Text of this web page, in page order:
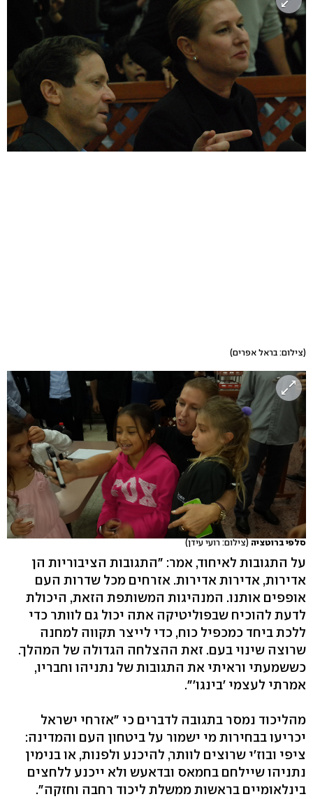
(צילום: בראל אפרים)
סלפי ברוטציה (צילום: רועי עידן)
על התגובות לאיחוד, אמר: "התגובות הציבוריות הן
אדירות, אדירות אדירות. אזרחים מכל שדרות העם
אופפים אותנו. המנהיגות המשותפת הזאת, היכולת
לדעת להוכיח שבפוליטיקה אתה יכול גם לוותר כדי
ללכת ביחד כמכפיל כוח, כדי לייצר תקווה למחנה
שרוצה שינוי בעם. זאת ההצלחה הגדולה של המהלך.
כששמעתי וראיתי את התגובות של נתניהו וחבריו,
אמרתי לעצמי 'בינגו'".
מהליכוד נמסר בתגובה לדברים כי "אזרחי ישראל
יכריעו בבחירות מי ישמור על ביטחון העם והמדינה:
ציפי ובוז'י שרוצים לוותר, להיכנע ולפנות, או בנימין
נתניהו שיילחם בחמאס ובדאעש ולא ייכנע ללחצים
בינלאומיים בראשות ממשלת ליכוד רחבה וחזקה".